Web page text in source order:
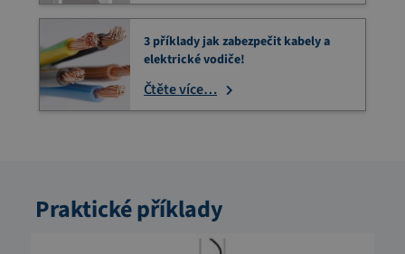
3 příklady jak zabezpečit kabely a
elektrické vodiče!
Čtěte více…
Praktické příklady